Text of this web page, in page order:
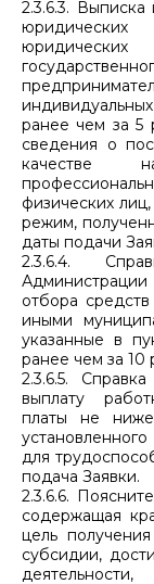
2.3.6.3. Выписка
ранее чем за 5
сведения о
качестве
физических
режим,
даты подачи
2.3.6.4.
отбора
иными
указанные в
ранее чем за 10
2.3.6.5.
выплату
платы не
для
подача Заявки.
2.3.6.6.
содержащая
цель
субсидии,